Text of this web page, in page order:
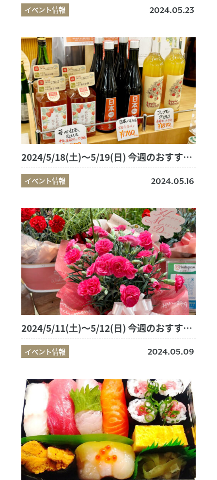
イベント情報 2024.05.23
2024/5/18(土)～5/19(日) 今週のおすすめ商品
イベント情報 2024.05.16
2024/5/11(土)～5/12(日) 今週のおすすめ商品
イベント情報 2024.05.09